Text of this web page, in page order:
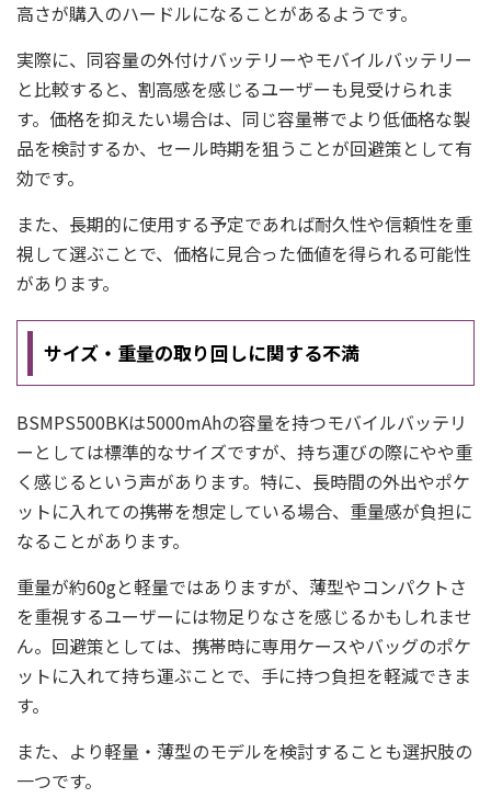
高さが購入のハードルになることがあるようです。
実際に、同容量の外付けバッテリーやモバイルバッテリー
と比較すると、割高感を感じるユーザーも見受けられま
す。価格を抑えたい場合は、同じ容量帯でより低価格な製
品を検討するか、セール時期を狙うことが回避策として有
効です。
また、長期的に使用する予定であれば耐久性や信頼性を重
視して選ぶことで、価格に見合った価値を得られる可能性
があります。
サイズ・重量の取り回しに関する不満
BSMPS500BKは5000mAhの容量を持つモバイルバッテリ
ーとしては標準的なサイズですが、持ち運びの際にやや重
く感じるという声があります。特に、長時間の外出やポケ
ットに入れての携帯を想定している場合、重量感が負担に
なることがあります。
重量が約60gと軽量ではありますが、薄型やコンパクトさ
を重視するユーザーには物足りなさを感じるかもしれませ
ん。回避策としては、携帯時に専用ケースやバッグのポケ
ットに入れて持ち運ぶことで、手に持つ負担を軽減できま
す。
また、より軽量・薄型のモデルを検討することも選択肢の
一つです。